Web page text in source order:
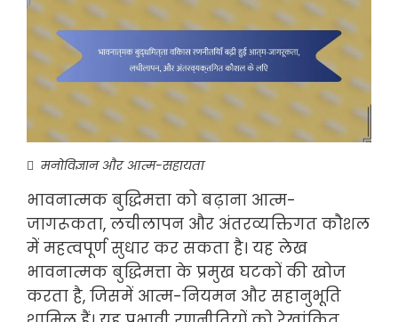
मनोविज्ञान और आत्म-सहायता
भावनात्मक बुद्धिमत्ता को बढ़ाना आत्म-
जागरूकता, लचीलापन और अंतरव्यक्तिगत कौशल
में महत्वपूर्ण सुधार कर सकता है। यह लेख
भावनात्मक बुद्धिमत्ता के प्रमुख घटकों की खोज
करता है, जिसमें आत्म-नियमन और सहानुभूति